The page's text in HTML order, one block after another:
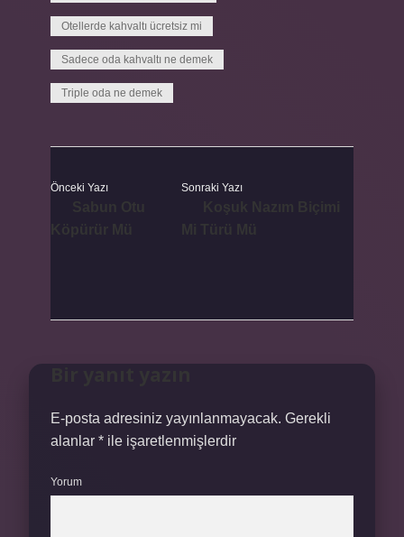
Otellerde kahvaltı ücretsiz mi
Sadece oda kahvaltı ne demek
Triple oda ne demek
Önceki Yazı Sonraki Yazı
E-posta adresiniz yayınlanmayacak. Gerekli
alanlar * ile işaretlenmişlerdir
Yorum